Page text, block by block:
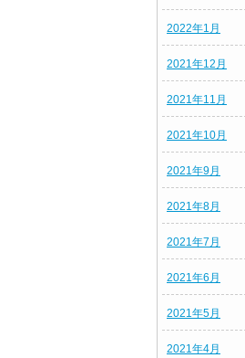
2022年1月
2021年12月
2021年11月
2021年10月
2021年9月
2021年8月
2021年7月
2021年6月
2021年5月
2021年4月